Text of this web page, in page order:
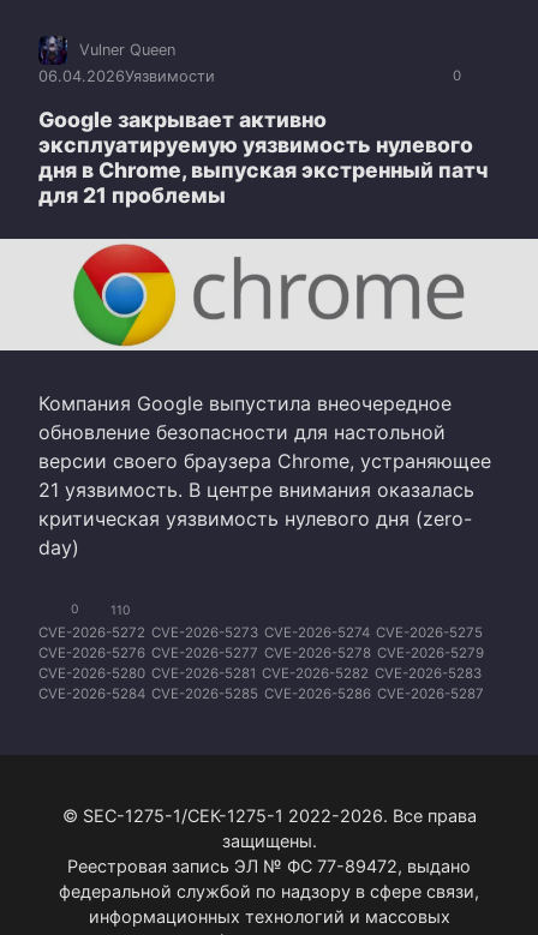
0
Vulner Queen
06.04.2026Уязвимости
Google закрывает активно
эксплуатируемую уязвимость нулевого
дня в Chrome, выпуская экстренный патч
для 21 проблемы
Компания Google выпустила внеочередное
обновление безопасности для настольной
версии своего браузера Chrome, устраняющее
21 уязвимость. В центре внимания оказалась
критическая уязвимость нулевого дня (zero-
day)
0 110
CVE-2026-5272 CVE-2026-5273 CVE-2026-5274 CVE-2026-5275
CVE-2026-5276 CVE-2026-5277 CVE-2026-5278 CVE-2026-5279
CVE-2026-5280 CVE-2026-5281 CVE-2026-5282 CVE-2026-5283
CVE-2026-5284 CVE-2026-5285 CVE-2026-5286 CVE-2026-5287
© SEC-1275-1/СЕК-1275-1 2022-2026. Все права
защищены.
Реестровая запись ЭЛ № ФС 77-89472, выдано
федеральной службой по надзору в сфере связи,
информационных технологий и массовых